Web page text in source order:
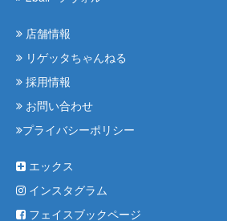
店舗情報
リゲッタちゃんねる
採用情報
お問い合わせ
プライバシーポリシー
エックス
インスタグラム
フェイスブックページ